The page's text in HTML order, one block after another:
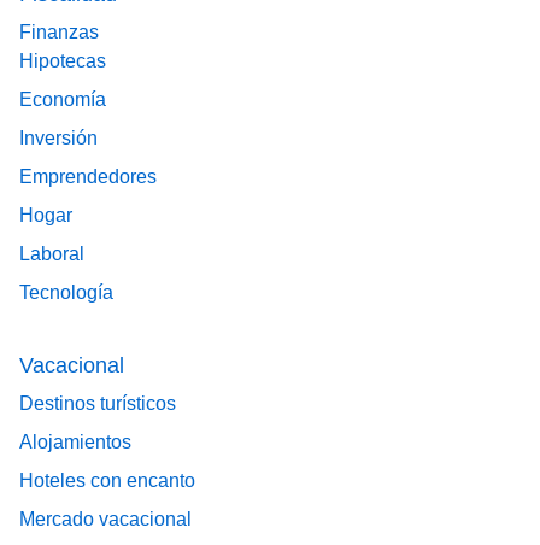
Finanzas
Hipotecas
Economía
Inversión
Emprendedores
Hogar
Laboral
Tecnología
Vacacional
Destinos turísticos
Alojamientos
Hoteles con encanto
Mercado vacacional